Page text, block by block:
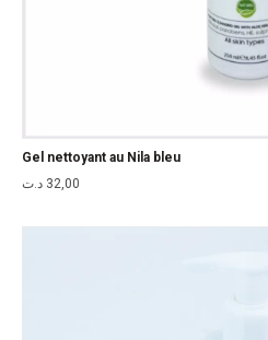
Gel nettoyant au Nila bleu
32,00 د.ت